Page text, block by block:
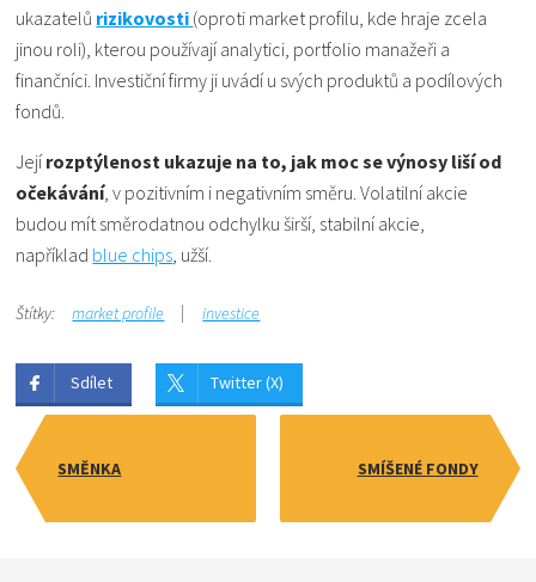
ukazatelů rizikovosti (oproti market profilu, kde hraje zcela
jinou roli), kterou používají analytici, portfolio manažeři a
finančníci. Investiční firmy ji uvádí u svých produktů a podílových
fondů.
Její rozptýlenost ukazuje na to, jak moc se výnosy liší od
očekávání, v pozitivním i negativním směru. Volatilní akcie
budou mít směrodatnou odchylku širší, stabilní akcie,
například blue chips , užší.
Štítky: market profile investice
Sdílet Twitter (X)
SMĚNKA SMÍŠENÉ FONDY